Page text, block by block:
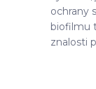
ochrany
biofilmu
znalosti